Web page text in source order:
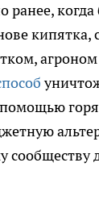
сообществу